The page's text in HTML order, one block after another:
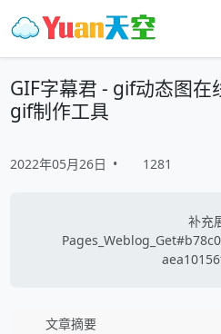
GIF字幕君 - gif动态图在
gif制作工具
2022年05月26日 • 1281
补充
文章摘要